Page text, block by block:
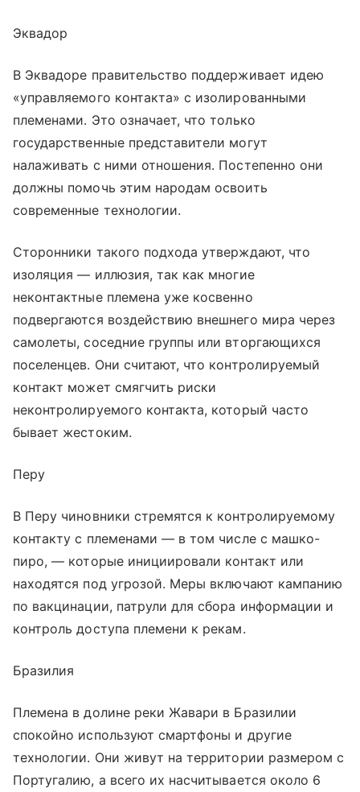
Эквадор
В Эквадоре правительство поддерживает идею
«управляемого контакта» с изолированными
племенами. Это означает, что только
государственные представители могут
налаживать с ними отношения. Постепенно они
должны помочь этим народам освоить
современные технологии.
Сторонники такого подхода утверждают, что
изоляция — иллюзия, так как многие
неконтактные племена уже косвенно
подвергаются воздействию внешнего мира через
самолеты, соседние группы или вторгающихся
поселенцев. Они считают, что контролируемый
контакт может смягчить риски
неконтролируемого контакта, который часто
бывает жестоким.
Перу
В Перу чиновники стремятся к контролируемому
контакту с племенами — в том числе с машко-
пиро, — которые инициировали контакт или
находятся под угрозой. Меры включают кампанию
по вакцинации, патрули для сбора информации и
контроль доступа племени к рекам.
Бразилия
Племена в долине реки Жавари в Бразилии
спокойно используют смартфоны и другие
технологии. Они живут на территории размером с
Португалию, а всего их насчитывается около 6